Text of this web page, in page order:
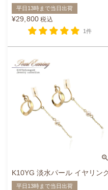
平日13時まで当日出荷
¥29,800 税込
1件
K10YG 淡水パール イヤリン
平日13時まで当日出荷